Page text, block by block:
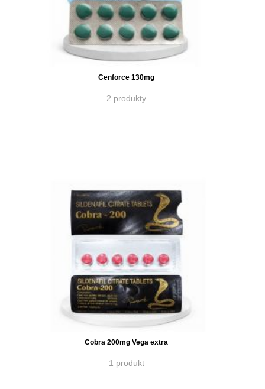
Cenforce 130mg
2 produkty
Cobra 200mg Vega extra
1 produkt